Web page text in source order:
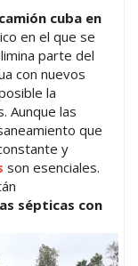
cuba en
en el que se
parte del
con nuevos
la
Aunque las
que
y
son esenciales.
sépticas con